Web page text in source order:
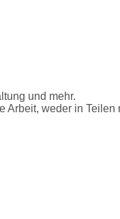
und mehr.
Arbeit, weder in